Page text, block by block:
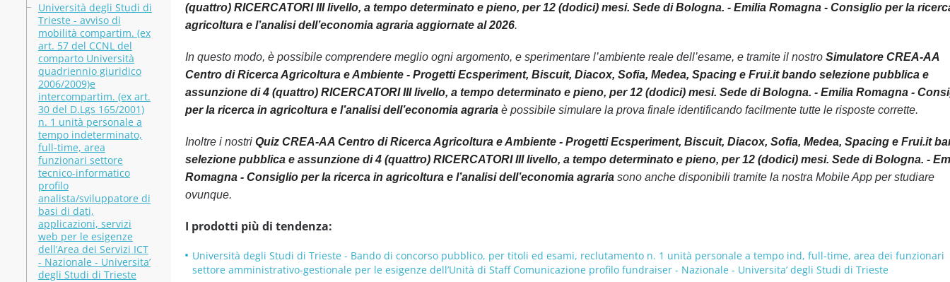
Università degli Studi di
Trieste - avviso di
mobilità compartim. (ex
art. 57 del CCNL del
comparto Università
quadriennio giuridico
2006/2009)e
intercompartim. (ex art.
30 del D.Lgs 165/2001)
n. 1 unità personale a
tempo indeterminato,
full-time, area
funzionari settore
tecnico-informatico
profilo
analista/sviluppatore di
basi di dati,
applicazioni, servizi
web per le esigenze
dell’Area dei Servizi ICT
- Nazionale - Universita’
degli Studi di Trieste
(quattro) RICERCATORI III livello, a tempo determinato e pieno, per 12 (dodici) mesi. Sede di Bologna. - Emilia Romagna - Consiglio per la
agricoltura e l’analisi dell’economia agraria aggiornate al 2026.
In questo modo, è possibile comprendere meglio ogni argomento, e sperimentare l’ambiente reale dell’esame, e tramite il nostro Simulatore CREA-AA
Centro di Ricerca Agricoltura e Ambiente - Progetti Ecsperiment, Biscuit, Diacox, Sofia, Medea, Spacing e Frui.it bando selezione pubblica e
assunzione di 4 (quattro) RICERCATORI III livello, a tempo determinato e pieno, per 12 (dodici) mesi. Sede di Bologna. - Emilia Romagna -
per la ricerca in agricoltura e l’analisi dell’economia agrariaè possibile simulare la prova finale identificando facilmente tutte le risposte corrette.
Inoltre i nostri Quiz CREA-AA Centro di Ricerca Agricoltura e Ambiente - Progetti Ecsperiment, Biscuit, Diacox, Sofia, Medea, Spacing e Frui.it
selezione pubblica e assunzione di 4 (quattro) RICERCATORI III livello, a tempo determinato e pieno, per 12 (dodici) mesi. Sede di Bologna. -
Romagna - Consiglio per la ricerca in agricoltura e l’analisi dell’economia agrariasono anche disponibili tramite la nostra Mobile App per studiare
ovunque.
I prodotti più di tendenza:
Università degli Studi di Trieste - Bando di concorso pubblico, per titoli ed esami, reclutamento n. 1 unità personale a tempo ind, full-time, area dei funzionari
settore amministrativo-gestionale per le esigenze dell’Unità di Staff Comunicazione profilo fundraiser - Nazionale - Universita’ degli Studi di Trieste